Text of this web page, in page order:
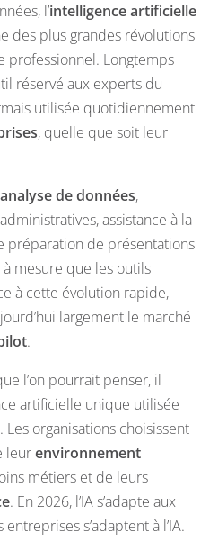
l’intelligence artificielle
des plus grandes révolutions
professionnel. Longtemps
réservé aux experts du
utilisée quotidiennement
, quelle que soit leur
analyse de données,
assistance à la
préparation de présentations
mesure que les outils
à cette évolution rapide,
largement le marché
.
l’on pourrait penser, il
artificielle unique utilisée
organisations choisissent
leurenvironnement
métiers et de leurs
. En 2026, l’IA s’adapte aux
s’adaptent à l’IA.